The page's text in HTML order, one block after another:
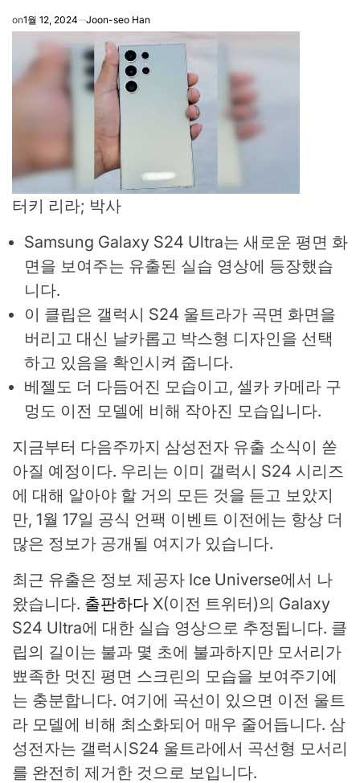
on1월 12, 2024 Joon-seo Han
터키 리라; 박사
Samsung Galaxy S24 Ultra는 새로운 평면 화
면을 보여주는 유출된 실습 영상에 등장했습
니다.
이 클립은 갤럭시 S24 울트라가 곡면 화면을
버리고 대신 날카롭고 박스형 디자인을 선택
하고 있음을 확인시켜 줍니다.
베젤도 더 다듬어진 모습이고, 셀카 카메라 구
멍도 이전 모델에 비해 작아진 모습입니다.
지금부터 다음주까지 삼성전자 유출 소식이 쏟
아질 예정이다. 우리는 이미 갤럭시 S24 시리즈
에 대해 알아야 할 거의 모든 것을 듣고 보았지
만, 1월 17일 공식 언팩 이벤트 이전에는 항상 더
많은 정보가 공개될 여지가 있습니다.
최근 유출은 정보 제공자 Ice Universe에서 나
왔습니다. 출판하다 X(이전 트위터)의 Galaxy
S24 Ultra에 대한 실습 영상으로 추정됩니다. 클
립의 길이는 불과 몇 초에 불과하지만 모서리가
뾰족한 멋진 평면 스크린의 모습을 보여주기에
는 충분합니다. 여기에 곡선이 있으면 이전 울트
라 모델에 비해 최소화되어 매우 줄어듭니다. 삼
성전자는 갤럭시S24 울트라에서 곡선형 모서리
를 완전히 제거한 것으로 보입니다.